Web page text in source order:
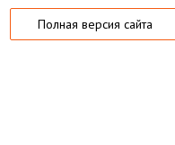
Полная версия сайта